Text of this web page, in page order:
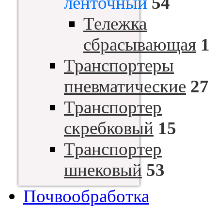
Тележка
сбрасывающая 1
Транспортеры
пневматические 27
Транспортер
скребковый 15
Транспортер
шнековый 53
Почвообработка